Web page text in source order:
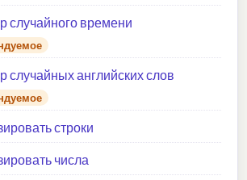
случайного времени
случайных английских слов
строки
числа